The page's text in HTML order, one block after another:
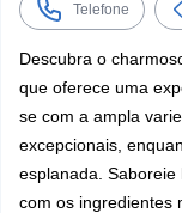
Telefone
Descubra o
que oferece uma
se com a ampla
excepcionais,
esplanada.
com os ingredientes